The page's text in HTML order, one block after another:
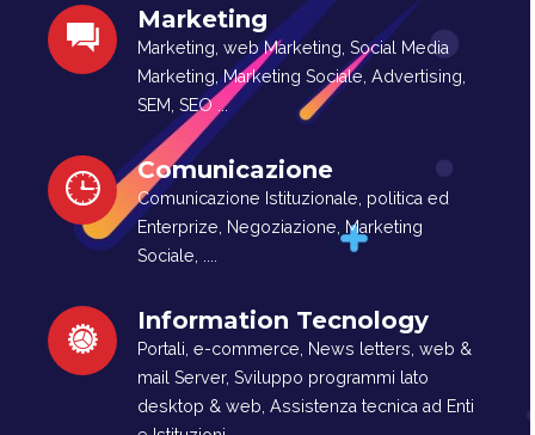
Marketing
Marketing, web Marketing, Social Media
Marketing, Marketing Sociale, Advertising,
SEM, SEO ...
Comunicazione
Comunicazione Istituzionale, politica ed
Enterprize, Negoziazione, Marketing
Sociale, ....
Information Tecnology
Portali, e-commerce, News letters, web &
mail Server, Sviluppo programmi lato
desktop & web, Assistenza tecnica ad Enti